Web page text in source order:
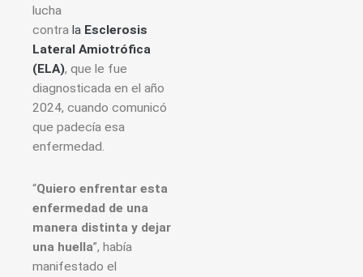
lucha
contra la Esclerosis
Lateral Amiotrófica
(ELA), que le fue
diagnosticada en el año
2024, cuando comunicó
que padecía esa
enfermedad.
“Quiero enfrentar esta
enfermedad de una
manera distinta y dejar
una huella”, había
manifestado el